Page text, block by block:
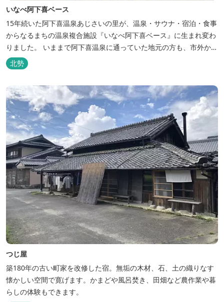
いなべ阿下喜ベース
15年続いた阿下喜温泉あじさいの里が、温泉・サウナ・宿泊・食事
からなるまちの温泉複合施設『いなべ阿下喜ベース』に生まれ変わ
りました。 いままで阿下喜温泉に通っていた地元の方も、市外から
いなべ市に遊びに来られる方も楽しめる施設になります。今まで人
気だった温泉はそのままに、サウナエリアやコンテナタイプの宿
泊、地元のお野菜が楽しめる飲食施設が加わります。 「いなべ阿下
喜ベース」は、『自...
北勢
つじ屋
築180年の古い町家を改修した宿。無垢の木材、石、土の織りなす
懐かしい空間で寛げます。かまどや風呂焚き、田畑など農作業や暮
らしの体験もできます。